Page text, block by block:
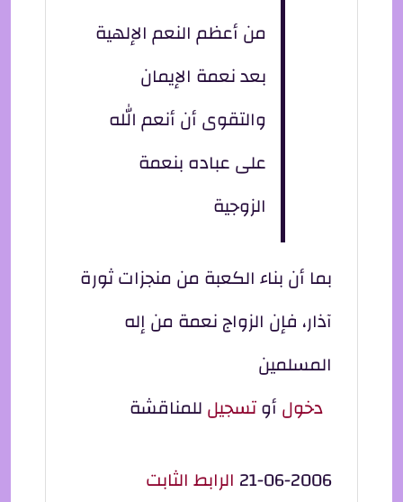
من أعظم النعم الإلهية
بعد نعمة الإيمان
والتقوى أن أنعم الله
على عباده بنعمة
الزوجية
بما أن بناء الكعبة من منجزات ثورة
آذار، فإن الزواج نعمة من إله
المسلمين
دخولأوتسجيلللمناقشة
21-06-2006 الرابط الثابت